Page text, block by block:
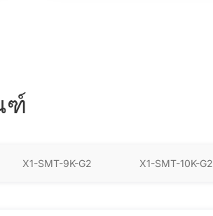
ฑ์
X1-SMT-9K-G2 X1-SMT-10K-G2